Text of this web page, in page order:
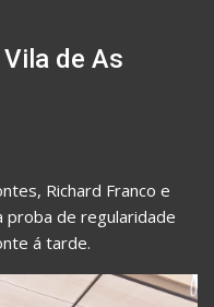
de As
Richard Franco e
proba de regularidade
á tarde.